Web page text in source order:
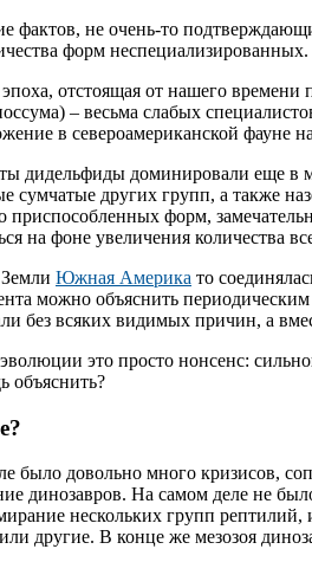
фактов, не очень-то
форм неспециализированных.
отстоящая от нашего
– весьма слабых
в североамериканской
доминировали еще в
сумчатые других групп, а также
приспособленных форм,
на фоне увеличения количества
Южная Америка то
можно объяснить
без всяких видимых причин, а
это просто нонсенс:
объяснить?
было довольно много кризисов,
динозавров. На самом деле не
нескольких групп
другие. В конце же мезозоя